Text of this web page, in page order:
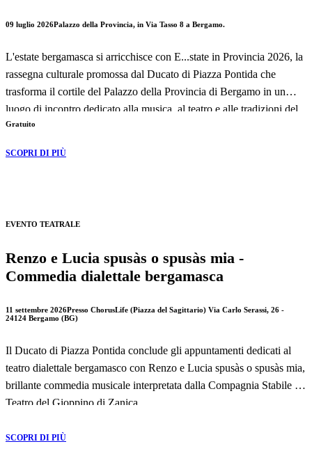
09 luglio 2026Palazzo della Provincia, in Via Tasso 8 a Bergamo.
L'estate bergamasca si arricchisce con E...state in Provincia 2026, la
rassegna culturale promossa dal Ducato di Piazza Pontida che
trasforma il cortile del Palazzo della Provincia di Bergamo in un
luogo di incontro dedicato alla musica, al teatro e alle tradizioni del
territorio.
Un calendario di appuntamenti pensato per offrire al pubblico serate
La manifestazione si svolge presso il Palazzo della Provincia, in Via
Gratuito
SCOPRI DI PIÙ
EVENTO TEATRALE
Renzo e Lucia spusàs o spusàs mia -
Commedia dialettale bergamasca
11 settembre 2026Presso ChorusLife (Piazza del Sagittario) Via Carlo Serassi, 26 -
24124 Bergamo (BG)
Il Ducato di Piazza Pontida conclude gli appuntamenti dedicati al
teatro dialettale bergamasco con Renzo e Lucia spusàs o spusàs mia,
brillante commedia musicale interpretata dalla Compagnia Stabile Il
Teatro del Gioppino di Zanica.
Una divertente rilettura in dialetto bergamasco del celebre romanzo I
SCOPRI DI PIÙ